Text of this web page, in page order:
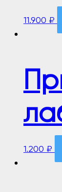
11.900 ₽
1.200 ₽